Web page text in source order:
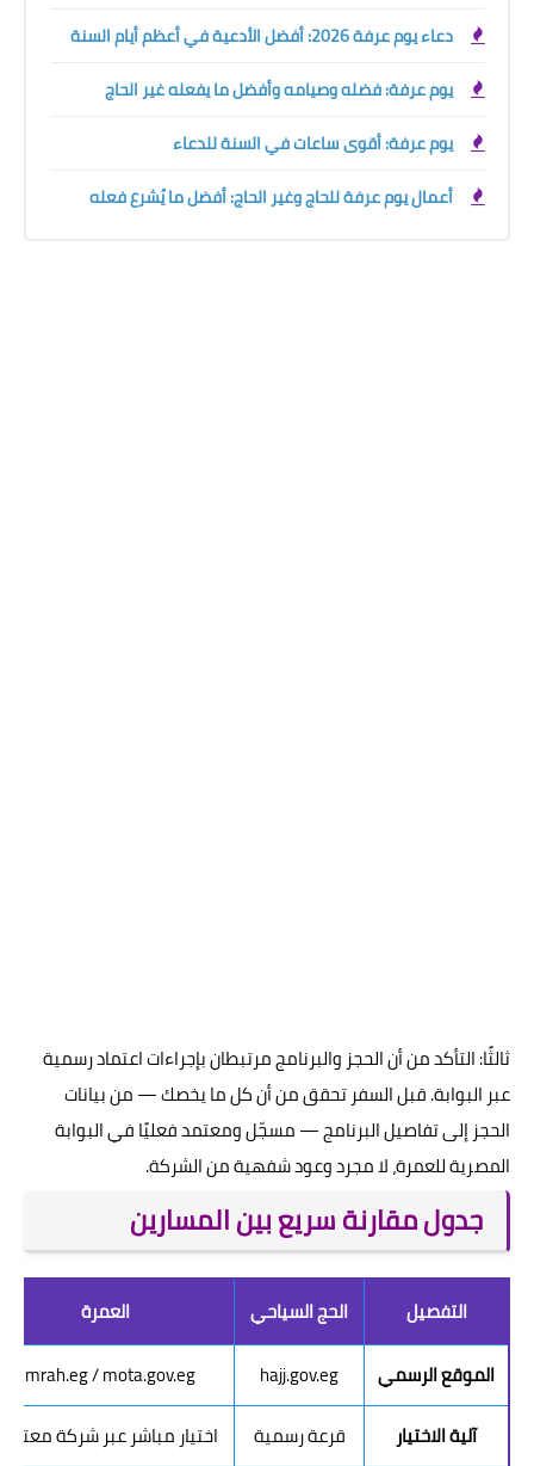
دعاء يوم عرفة 2026: أفضل الأدعية في أعظم أيام السنة
يوم عرفة: فضله وصيامه وأفضل ما يفعله غير الحاج
يوم عرفة: أقوى ساعات في السنة للدعاء
أعمال يوم عرفة للحاج وغير الحاج: أفضل ما يُشرع فعله
ثالثًا: التأكد من أن الحجز والبرنامج مرتبطان بإجراءات اعتماد رسمية
عبر البوابة. قبل السفر تحقق من أن كل ما يخصك — من بيانات
الحجز إلى تفاصيل البرنامج — مسجّل ومعتمد فعليًا في البوابة
المصرية للعمرة، لا مجرد وعود شفهية من الشركة.
جدول مقارنة سريع بين المسارين
التفصيل الحج السياحي
العمرة
الموقع الرسمي
hajj.gov.eg
umrah.eg / mota.gov.eg
آلية الاختيار
قرعة رسمية
اختيار مباشر عبر شركة